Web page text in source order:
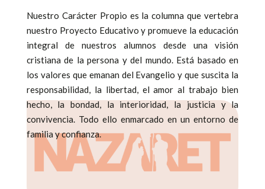
Nuestro Carácter Propio es la columna que vertebra
nuestro Proyecto Educativo y promueve la educación
integral de nuestros alumnos desde una visión
cristiana de la persona y del mundo. Está basado en
los valores que emanan del Evangelio y que suscita la
responsabilidad, la libertad, el amor al trabajo bien
hecho, la bondad, la interioridad, la justicia y la
convivencia. Todo ello enmarcado en un entorno de
familia y confianza.